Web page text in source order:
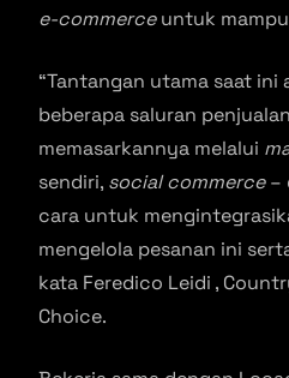
e-commerceuntuk
“Tantangan utama saat ini
beberapa saluran
memasarkannya melalui
sendiri, social commerce–
cara untuk
mengelola pesanan ini
kata Feredico Leidi ,
Choice.